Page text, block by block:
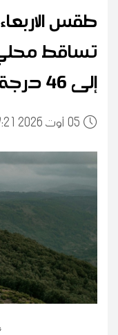
طقس
تساقط محلي
إلى 46 درجة
0507:21 2026 أوت